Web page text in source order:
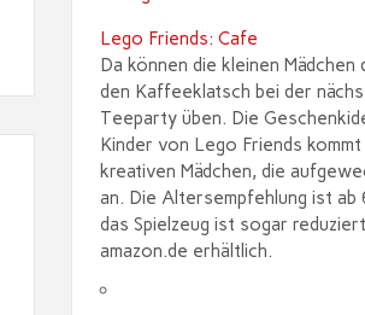
Lego Friends: Cafe
Da können die kleinen Mädchen
den Kaffeeklatsch bei der
Teeparty üben. Die
Kinder von Lego Friends kommt
kreativen Mädchen, die
an. Die Altersempfehlung ist ab
das Spielzeug ist sogar
amazon.de erhältlich.